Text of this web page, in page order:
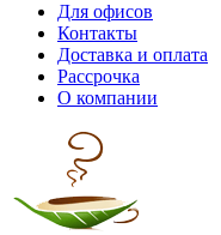
Для офисов
Контакты
Доставка и оплата
Рассрочка
О компании